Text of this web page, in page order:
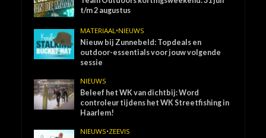
t/m 2 augustus
MATERIAAL•NIEUWS
Nieuw bij Zunnebeld: Topdeals en
outdoor-essentials voor jouw volgende
sessie
NIEUWS
Beleef het WK van dichtbij: Word
controleur tijdens het WK Streetfishing in
Haarlem!
NIEUWS•ZEEVIS